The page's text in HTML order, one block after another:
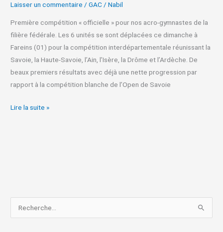
Laisser un commentaire /GAC /Nabil
Première compétition « officielle » pour nos acro-gymnastes de la
filière fédérale. Les 6 unités se sont déplacées ce dimanche à
Fareins (01) pour la compétition interdépartementale réunissant la
Savoie, la Haute-Savoie, l’Ain, l’Isère, la Drôme et l’Ardèche. De
beaux premiers résultats avec déjà une nette progression par
rapport à la compétition blanche de l’Open de Savoie
Lire la suite »